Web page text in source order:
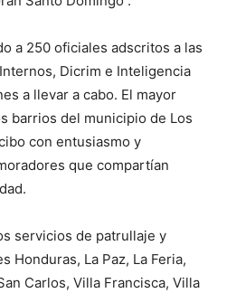
a 250 oficiales adscritos a las
Dicrim e Inteligencia
a llevar a cabo. El mayor
barrios del municipio de Los
con entusiasmo y
que compartían
servicios de patrullaje y
Honduras, La Paz, La Feria,
Carlos, Villa Francisca, Villa